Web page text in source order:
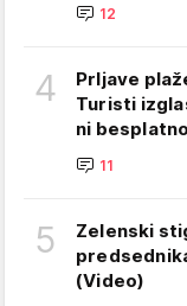
12
4
Prljave
Turisti
ni besplatno
11
5
Zelenski
(Video)